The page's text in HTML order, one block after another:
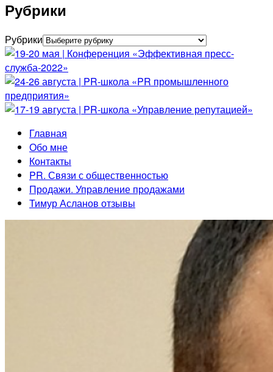
Рубрики
Рубрики
Главная
Обо мне
Контакты
PR. Связи с общественностью
Продажи. Управление продажами
Тимур Асланов отзывы